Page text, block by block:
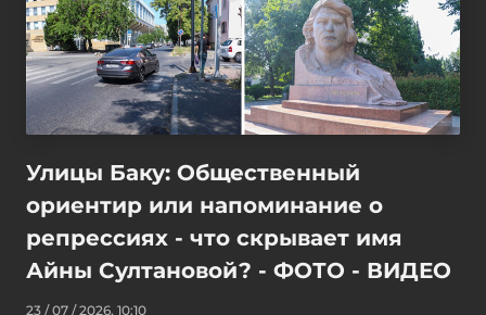
Улицы Баку: Общественный
ориентир или напоминание о
репрессиях - что скрывает имя
Айны Султановой? - ФОТО - ВИДЕО
23 / 07 / 2026, 10:10